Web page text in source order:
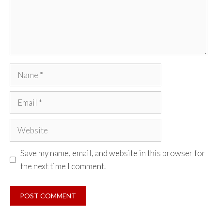
Name
Email
Website
Save my name, email, and website in this browser for
the next time I comment.